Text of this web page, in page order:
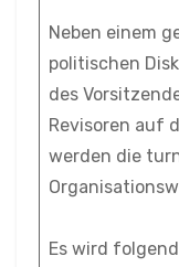
Neben einem
politischen
des
Revisoren auf
werden die
Es wird